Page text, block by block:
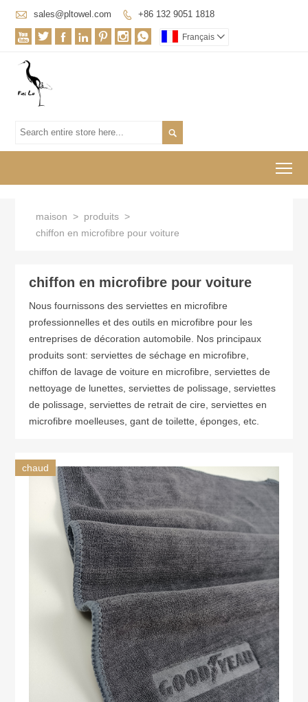
 sales@pltowel.com  +86 132 9051 1818
       Français 

maison > produits >
chiffon en microfibre pour voiture
chiffon en microfibre pour voiture
Nous fournissons des serviettes en microfibre
professionnelles et des outils en microfibre pour les
entreprises de décoration automobile. Nos principaux
produits sont: serviettes de séchage en microfibre,
chiffon de lavage de voiture en microfibre, serviettes de
nettoyage de lunettes, serviettes de polissage, serviettes
de polissage, serviettes de retrait de cire, serviettes en
microfibre moelleuses, gant de toilette, éponges, etc.
chaud